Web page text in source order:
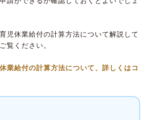
児休業給付の計算方法について解説して
覧ください。
業給付の計算方法について、詳しくはコ